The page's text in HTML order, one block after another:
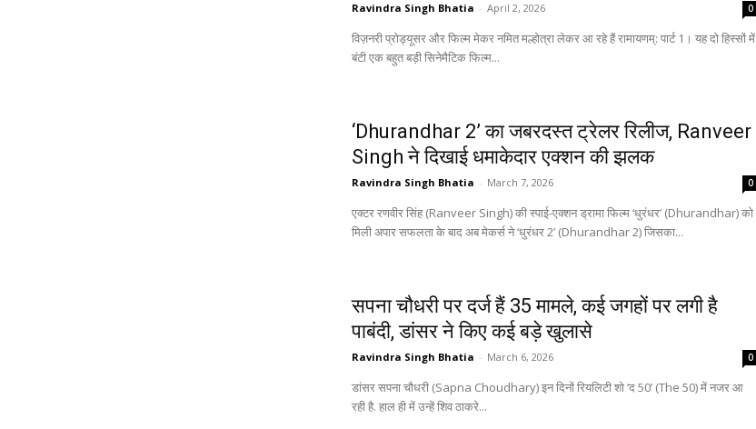
Ravindra Singh Bhatia - April 2, 2026 0
विज़नरी प्रोड्यूसर और फिल्म मेकर नमित मल्होत्रा लेकर आ रहे हैं रामायणम्: पार्ट 1। यह दो हिस्सों में
बंटी एक बहुत बड़ी सिनेमैटिक फिल्म...
‘Dhurandhar 2’ का जबरदस्त ट्रेलर रिलीज, Ranveer
Singh ने दिखाई धमाकेदार एक्शन की झलक
Ravindra Singh Bhatia - March 7, 2026 0
एक्टर रणवीर सिंह (Ranveer Singh) की स्पाई-एक्शन ड्रामा फिल्म ‘धुरंधर’ (Dhurandhar) को
मिली अपार सफलता के बाद अब मेकर्स ने ‘धुरंधर 2’ (Dhurandhar 2) जिसका...
सपना चौधरी पर दर्ज हैं 35 मामले, कई जगहों पर लगी है
पाबंदी, डांसर ने किए कई बड़े खुलासे
Ravindra Singh Bhatia - March 6, 2026 0
डांसर सपना चौधरी (Sapna Choudhary) इन दिनों रियलिटी शो ‘द 50’ (The 50) में नजर आ
रही है. हाल ही में उन्हें शिव ठाकरे...